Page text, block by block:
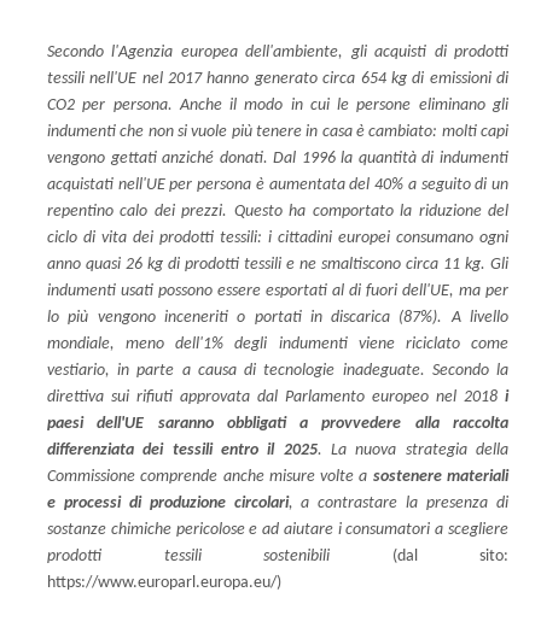
Secondo l'Agenzia europea dell'ambiente, gli acquisti di prodotti
tessili nell'UE nel 2017 hanno generato circa 654 kg di emissioni di
CO2 per persona. Anche il modo in cui le persone eliminano gli
indumenti che non si vuole più tenere in casa è cambiato: molti capi
vengono gettati anziché donati. Dal 1996 la quantità di indumenti
acquistati nell'UE per persona è aumentata del 40% a seguito di un
repentino calo dei prezzi. Questo ha comportato la riduzione del
ciclo di vita dei prodotti tessili: i cittadini europei consumano ogni
anno quasi 26 kg di prodotti tessili e ne smaltiscono circa 11 kg. Gli
indumenti usati possono essere esportati al di fuori dell'UE, ma per
lo più vengono inceneriti o portati in discarica (87%). A livello
mondiale, meno dell'1% degli indumenti viene riciclato come
vestiario, in parte a causa di tecnologie inadeguate. Secondo la
direttiva sui rifiuti approvata dal Parlamento europeo nel 2018 i
paesi dell'UE saranno obbligati a provvedere alla raccolta
differenziata dei tessili entro il 2025. La nuova strategia della
Commissione comprende anche misure volte a sostenere materiali
e processi di produzione circolari, a contrastare la presenza di
sostanze chimiche pericolose e ad aiutare i consumatori a scegliere
prodotti tessili sostenibili (dal sito:
https://www.europarl.europa.eu/)